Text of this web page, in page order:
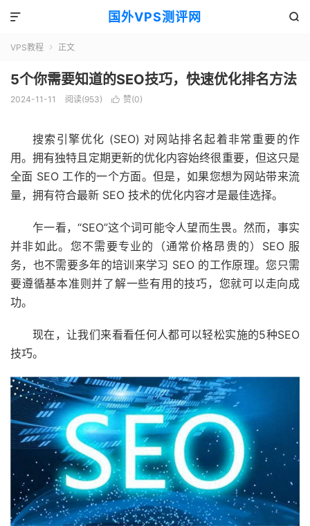
国外VPS测评网 

VPS教程  正文
5个你需要知道的SEO技巧，快速优化排名方法
2024-11-11 阅读(953)  赞(0)
搜索引擎优化 (SEO) 对网站排名起着非常重要的作
用。拥有独特且定期更新的优化内容始终很重要，但这只是
全面 SEO 工作的一个方面。但是，如果您想为网站带来流
量，拥有符合最新 SEO 技术的优化内容才是最佳选择。
乍一看，“SEO”这个词可能令人望而生畏。然而，事实
并非如此。您不需要专业的（通常价格昂贵的）SEO 服
务，也不需要多年的培训来学习 SEO 的工作原理。您只需
要遵循基本准则并了解一些有用的技巧，您就可以走向成
功。
现在，让我们来看看任何人都可以轻松实施的5种SEO
技巧。